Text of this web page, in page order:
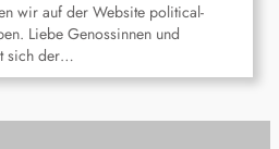
wir auf der Website political-
Liebe Genossinnen und
sich der…